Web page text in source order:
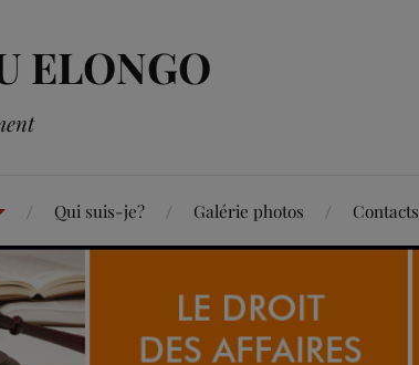
ELONGO
Qui suis-je? Galérie photos Contacts